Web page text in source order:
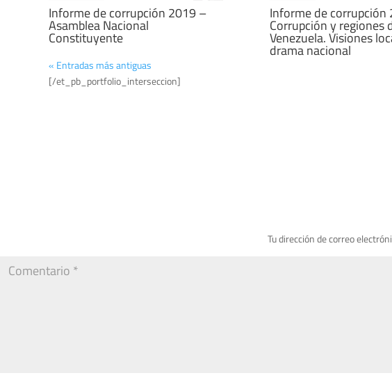
Informe de corrupción 2019 –
Asamblea Nacional
Constituyente
Informe de corrupción
Corrupción y regiones
Venezuela. Visiones
drama nacional
« Entradas más antiguas
[/et_pb_portfolio_interseccion]
Tu dirección de correo